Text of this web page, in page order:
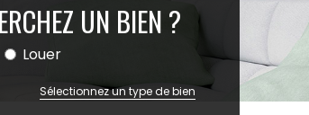
UN BIEN ?
Louer
Sélectionnez un type de bien